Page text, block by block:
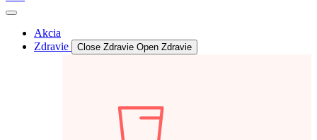
Akcia
Zdravie
Close Zdravie Open Zdravie